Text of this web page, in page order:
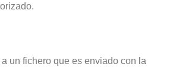
un fichero que es enviado con la